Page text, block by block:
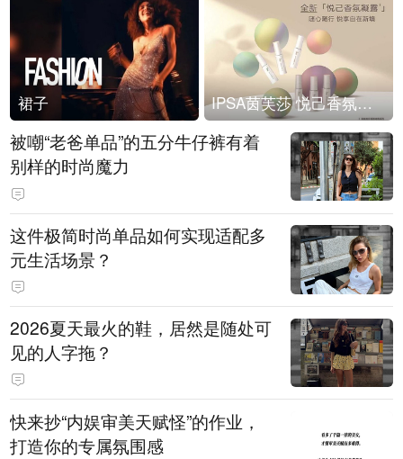
裙子 IPSA茵芙莎 悦己香氛凝露上市
被嘲“老爸单品”的五分牛仔裤有着
别样的时尚魔力
这件极简时尚单品如何实现适配多
元生活场景？
2026夏天最火的鞋，居然是随处可
见的人字拖？
快来抄“内娱审美天赋怪”的作业，
打造你的专属氛围感